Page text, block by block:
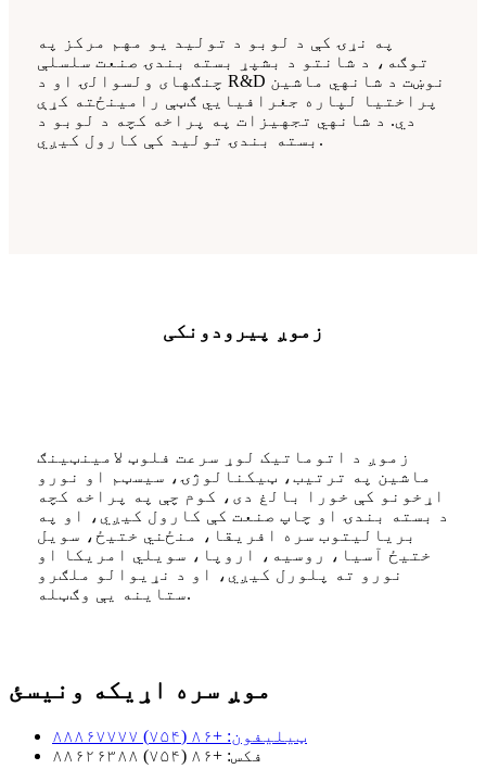
په نړۍ کې د لوبو د تولید یو مهم مرکز په
توګه، د شانتو د بشپړ بسته بندۍ صنعت سلسلې
چنګهای ولسوالۍ او د R&D نوښت د شانهي ماشین
پراختیا لپاره جغرافیایي ګټې رامینځته کړې
دي. د شانهي تجهیزات په پراخه کچه د لوبو د
بسته بندۍ تولید کې کارول کیږي.
زموږ پیرودونکی
زموږ د اتوماتیک لوړ سرعت فلوټ لامینټینګ
ماشین په ترتیب، ټیکنالوژۍ، سیسټم او نورو
اړخونو کې خورا بالغ دی، کوم چې په پراخه کچه
د بسته بندۍ او چاپ صنعت کې کارول کیږي، او په
بریالیتوب سره افریقا، منځني ختیځ، سویل
ختیځ آسیا، روسیه، اروپا، سویلي امریکا او
نورو ته پلورل کیږي، او د نړیوالو ملګرو
ستاینه یې وګټله.
موږ سره اړیکه ونیسئ
ټیلیفون: +۸۶ (۷۵۴) ۸۸۸۶۷۷۷۷
فکس: +۸۶ (۷۵۴) ۸۸۶۲۶۳۸۸